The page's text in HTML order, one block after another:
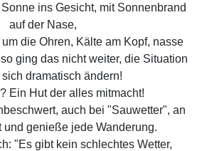
ins Gesicht, mit Sonnenbrand
auf der Nase,
die Ohren, Kälte am Kopf, nasse
ging das nicht weiter, die Situation
sich dramatisch ändern!
Ein Hut der alles mitmacht!
auch bei "Sauwetter", an
und genieße jede Wanderung.
"Es gibt kein schlechtes Wetter,